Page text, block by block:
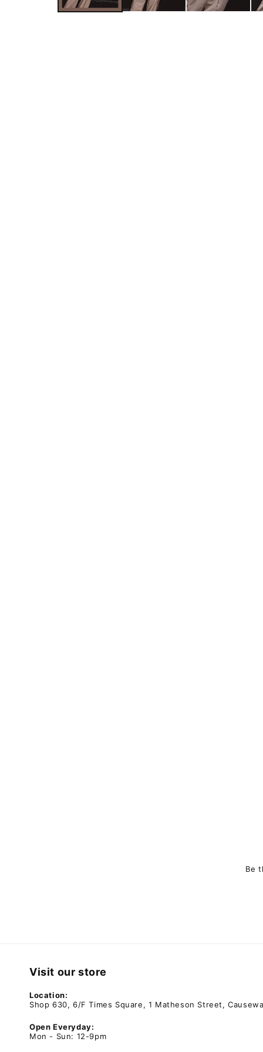
Be
Visit our store
Location:
Shop 630, 6/F Times Square, 1 Matheson Street,
Open Everyday:
Mon - Sun: 12-9pm